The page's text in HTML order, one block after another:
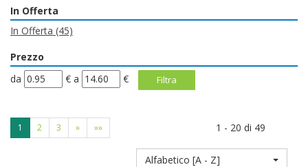
In Offerta
In Offerta (45)
Prezzo
filtra
da € filtra
a €
1 2 3 » »» 1 - 20 di 49
Alfabetico [A - Z]